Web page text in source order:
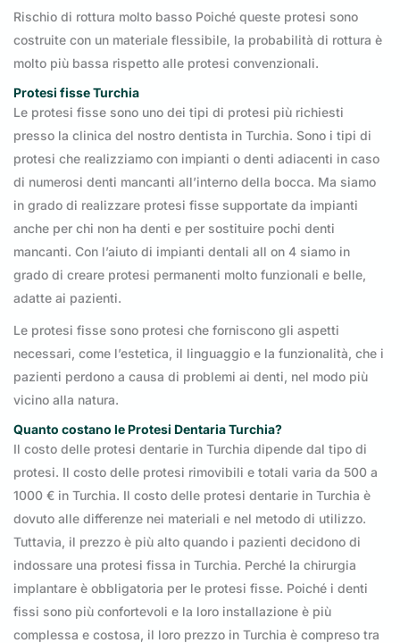
Rischio di rottura molto basso Poiché queste protesi sono
costruite con un materiale flessibile, la probabilità di rottura è
molto più bassa rispetto alle protesi convenzionali.
Protesi fisse Turchia
Le protesi fisse sono uno dei tipi di protesi più richiesti
presso la clinica del nostro dentista in Turchia. Sono i tipi di
protesi che realizziamo con impianti o denti adiacenti in caso
di numerosi denti mancanti all’interno della bocca. Ma siamo
in grado di realizzare protesi fisse supportate da impianti
anche per chi non ha denti e per sostituire pochi denti
mancanti. Con l’aiuto di impianti dentali all on 4 siamo in
grado di creare protesi permanenti molto funzionali e belle,
adatte ai pazienti.
Le protesi fisse sono protesi che forniscono gli aspetti
necessari, come l’estetica, il linguaggio e la funzionalità, che i
pazienti perdono a causa di problemi ai denti, nel modo più
vicino alla natura.
Quanto costano le Protesi Dentaria Turchia?
Il costo delle protesi dentarie in Turchia dipende dal tipo di
protesi. Il costo delle protesi rimovibili e totali varia da 500 a
1000 € in Turchia. Il costo delle protesi dentarie in Turchia è
dovuto alle differenze nei materiali e nel metodo di utilizzo.
Tuttavia, il prezzo è più alto quando i pazienti decidono di
indossare una protesi fissa in Turchia. Perché la chirurgia
implantare è obbligatoria per le protesi fisse. Poiché i denti
fissi sono più confortevoli e la loro installazione è più
complessa e costosa, il loro prezzo in Turchia è compreso tra